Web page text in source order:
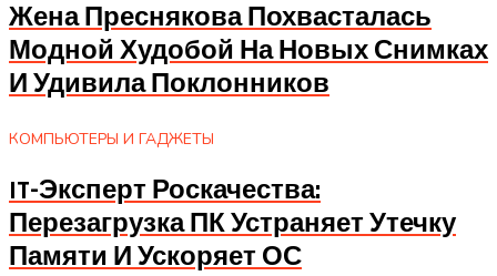
Жена Преснякова Похвасталась
Модной Худобой На Новых Снимках
И Удивила Поклонников
КОМПЬЮТЕРЫ И ГАДЖЕТЫ
IT-Эксперт Роскачества:
Перезагрузка ПК Устраняет Утечку
Памяти И Ускоряет ОС